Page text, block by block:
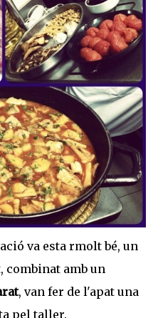
va esta rmolt bé, un
combinat amb un
, van fer de l'apat una
pel taller.